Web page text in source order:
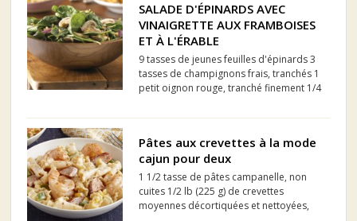
SALADE D'ÉPINARDS AVEC
VINAIGRETTE AUX FRAMBOISES
ET À L'ÉRABLE
9 tasses de jeunes feuilles d'épinards 3
tasses de champignons frais, tranchés 1
petit oignon rouge, tranché finement 1/4
vinaigrette Framboise à l'huile d'olive
d'ér...
Pâtes aux crevettes à la mode
cajun pour deux
1 1/2 tasse de pâtes campanelle, non
cuites 1/2 lb (225 g) de crevettes
moyennes décortiquées et nettoyées,